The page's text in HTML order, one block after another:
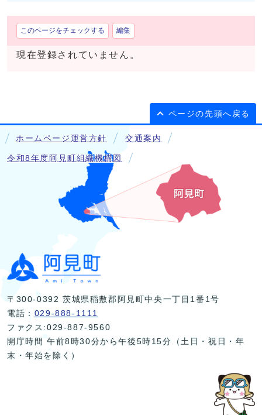
このページをチェックする 編集
現在登録されていません。
ページの先頭へ戻る
ホームページ運営方針 交通案内
令和8年度阿見町組織機構図
〒300-0392 茨城県稲敷郡阿見町中央一丁目1番1号
電話： 029-888-1111
ファクス:029-887-9560
開庁時間 午前8時30分から午後5時15分（土日・祝日・年
末・年始を除く）